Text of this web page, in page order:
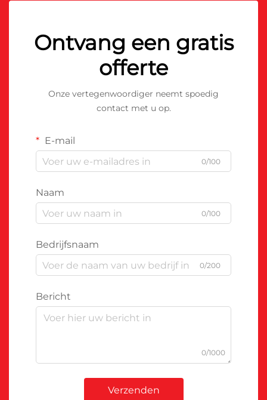
Ontvang een gratis
offerte
Onze vertegenwoordiger neemt spoedig
contact met u op.
E-mail
0/100
Naam
0/100
Bedrijfsnaam
0/200
Bericht
0/1000
Verzenden